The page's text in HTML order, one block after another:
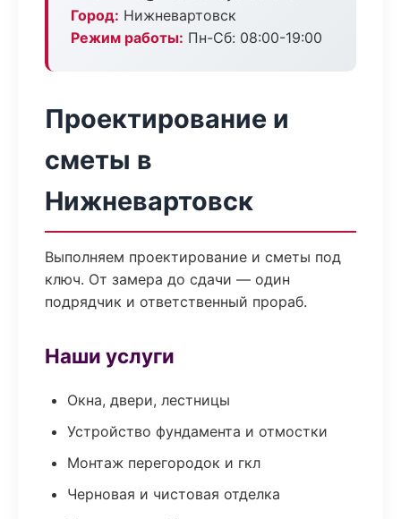
Город: Нижневартовск
Режим работы: Пн-Сб: 08:00-19:00
Проектирование и
сметы в
Нижневартовск
Выполняем проектирование и сметы под
ключ. От замера до сдачи — один
подрядчик и ответственный прораб.
Наши услуги
Окна, двери, лестницы
Устройство фундамента и отмостки
Монтаж перегородок и гкл
Черновая и чистовая отделка